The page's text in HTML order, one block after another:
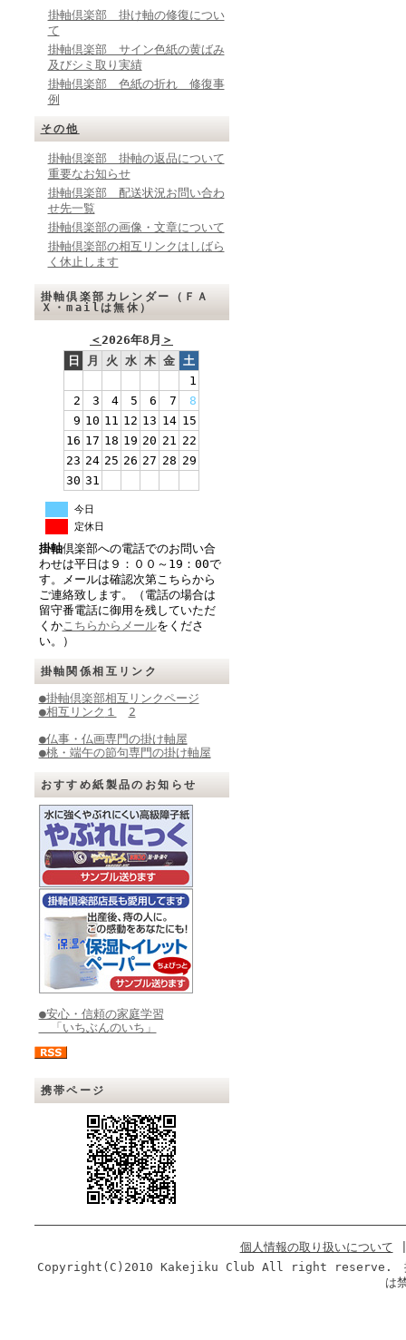
掛軸倶楽部 掛け軸の修復につい
て
掛軸倶楽部 サイン色紙の黄ばみ
及びシミ取り実績
掛軸倶楽部 色紙の折れ 修復事
例
その他
掛軸倶楽部 掛軸の返品について
重要なお知らせ
掛軸倶楽部 配送状況お問い合わ
せ先一覧
掛軸倶楽部の画像・文章について
掛軸倶楽部の相互リンクはしばら
く休止します
掛軸倶楽部カレンダー（ＦＡ
Ｘ・mailは無休）
＜2026年8月 ＞
日
月 火 水 木 金 土
1
2
3 4 5 6 7
8
9 10 11 12 13 14 15
16 17 18 19 20 21 22
23 24 25 26 27 28 29
30 31
今日
定休日
掛軸倶楽部への電話でのお問い合
わせは平日は９：００～19：00で
す。メールは確認次第こちらから
ご連絡致します。（電話の場合は
留守番電話に御用を残していただ
くかこちらからメールをくださ
い。）
掛軸関係相互リンク
●掛軸倶楽部相互リンクページ
●相互リンク １
2
●仏事・仏画専門の掛け軸屋
●桃・端午の節句専門の掛け軸屋
おすすめ紙製品のお知らせ
●安心・信頼の家庭学習
「いちぶんのいち」
携帯ページ
個人情報の取り扱いについて
Copyright(C)2010 Kakejiku Club All right reserve. 掛軸倶楽
は